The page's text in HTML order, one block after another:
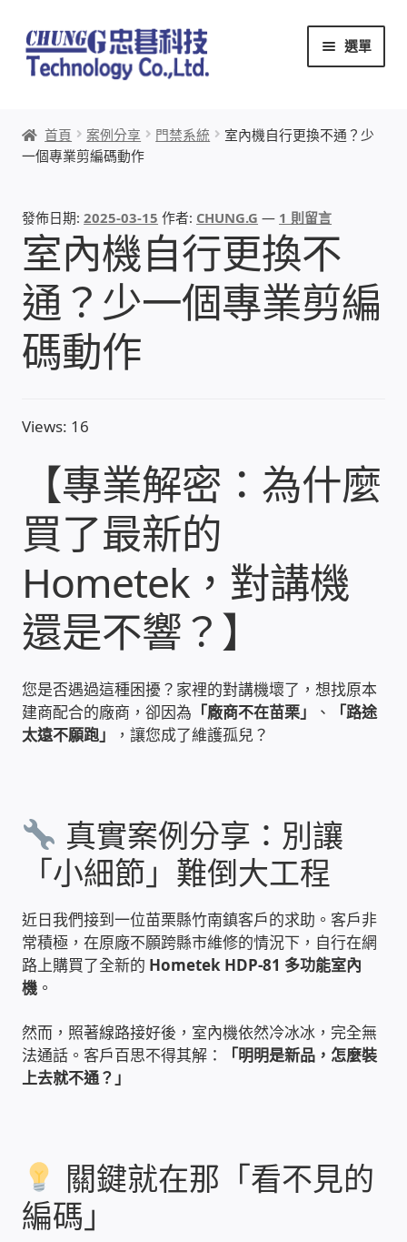
跳
至
導
列
跳
至
主
內
容
選單
關於忠碁
本站文章導覽
本站AI文字客服
創辦人:林慶忠
頭份獅子會
照片紀實影音
儀器設備
網路建置規劃維修-實績案例
弱電工程-實績案例
插卡計費
雲端儲值型電表
電腦資訊-實績案例
聯絡我們
聯盟合作包商
首頁 案例分享 門禁系統
室內機自行更換不通？少
一個專業剪編碼動作
發佈日期:2025-03-15 作者: CHUNG.G — 1 則留言
室內機自行更換不
通？少一個專業剪編
碼動作
Views: 16
【專業解密：為什麼
買了最新的
Hometek，對講機
還是不響？】
您是否遇過這種困擾？家裡的對講機壞了，想找原本
建商配合的廠商，卻因為 「廠商不在苗栗」 、
「路途
太遠不願跑」
，讓您成了維護孤兒？
真實案例分享：別讓
「小細節」難倒大工程
近日我們接到一位苗栗縣竹南鎮客戶的求助。客戶非
常積極，在原廠不願跨縣市維修的情況下，自行在網
路上購買了全新的 Hometek HDP-81 多功能室內
機 。
然而，照著線路接好後，室內機依然冷冰冰，完全無
法通話。客戶百思不得其解：
「明明是新品，怎麼裝
上去就不通？」
關鍵就在那「看不見的
編碼」